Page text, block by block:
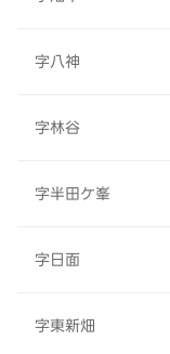
字八神
字林谷
字半田ケ峯
字日面
字東新畑